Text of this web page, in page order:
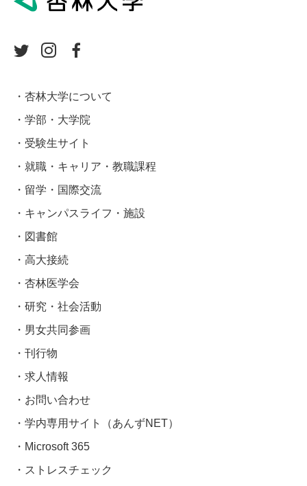
杏林大学について
学部・大学院
受験生サイト
就職・キャリア・教職課程
留学・国際交流
キャンパスライフ・施設
図書館
高大接続
杏林医学会
研究・社会活動
男女共同参画
刊行物
求人情報
お問い合わせ
学内専用サイト（あんずNET）
Microsoft 365
ストレスチェック